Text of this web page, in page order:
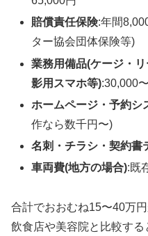
賠償責任保険:年間
ター協会団体保険等)
業務用備品(ケージ・
影用スマホ等):30,000
ホームページ・予約シ
作なら数千円〜)
名刺・チラシ・契約書
車両費(地方の場合):既
合計でおおむね15〜40万
飲食店や美容院と比較す